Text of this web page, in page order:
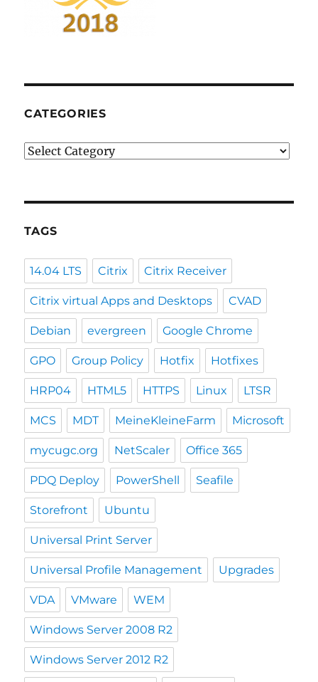
CATEGORIES
Categories
TAGS
14.04 LTS Citrix Citrix Receiver
Citrix virtual Apps and Desktops CVAD
Debian evergreen Google Chrome
GPO Group Policy Hotfix Hotfixes
HRP04 HTML5 HTTPS Linux LTSR
MCS MDT MeineKleineFarm Microsoft
mycugc.org NetScaler Office 365
PDQ Deploy PowerShell Seafile
Storefront Ubuntu
Universal Print Server
Universal Profile Management Upgrades
VDA VMware WEM
Windows Server 2008 R2
Windows Server 2012 R2